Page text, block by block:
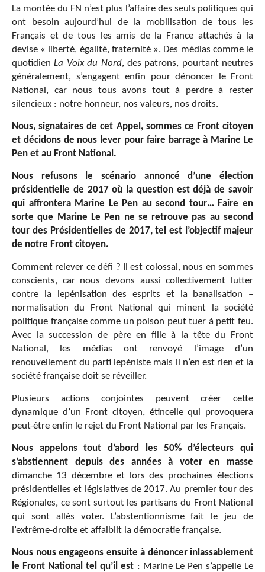
La montée du FN n’est plus l’affaire des seuls politiques qui
ont besoin aujourd’hui de la mobilisation de tous les
Français et de tous les amis de la France attachés à la
devise « liberté, égalité, fraternité ». Des médias comme le
quotidienLa Voix du Nord, des patrons, pourtant neutres
généralement, s’engagent enfin pour dénoncer le Front
National, car nous tous avons tout à perdre à rester
silencieux : notre honneur, nos valeurs, nos droits.
Nous, signataires de cet Appel, sommes ce Front citoyen
et décidons de nous lever pour faire barrage à Marine Le
Pen et au Front National.
Nous refusons le scénario annoncé d’une élection
présidentielle de 2017 où la question est déjà de savoir
qui affrontera Marine Le Pen au second tour… Faire en
sorte que Marine Le Pen ne se retrouve pas au second
tour des Présidentielles de 2017, tel est l’objectif majeur
de notre Front citoyen.
Comment relever ce défi ? Il est colossal, nous en sommes
conscients, car nous devons aussi collectivement lutter
contre la lepénisation des esprits et la banalisation –
normalisation du Front National qui minent la société
politique française comme un poison peut tuer à petit feu.
Avec la succession de père en fille à la tête du Front
National, les médias ont renvoyé l’image d’un
renouvellement du parti lepéniste mais il n’en est rien et la
société française doit se réveiller.
Plusieurs actions conjointes peuvent créer cette
dynamique d’un Front citoyen, étincelle qui provoquera
peut-être enfin le rejet du Front National par les Français.
Nous appelons tout d’abord les 50% d’électeurs qui
s’abstiennent depuis des années à voter en masse
dimanche 13 décembre et lors des prochaines élections
présidentielles et législatives de 2017. Au premier tour des
Régionales, ce sont surtout les partisans du Front National
qui sont allés voter. L’abstentionnisme fait le jeu de
l’extrême-droite et affaiblit la démocratie française.
Nous nous engageons ensuite à dénoncer inlassablement
le Front National tel qu’il est : Marine Le Pen s’appelle Le